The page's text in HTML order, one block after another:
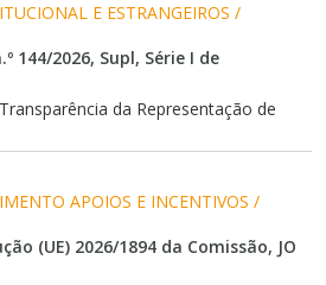
E ESTRANGEIROS /
144/2026, Supl, Série I de
da Representação de
APOIOS E INCENTIVOS /
(UE) 2026/1894 da Comissão, JO